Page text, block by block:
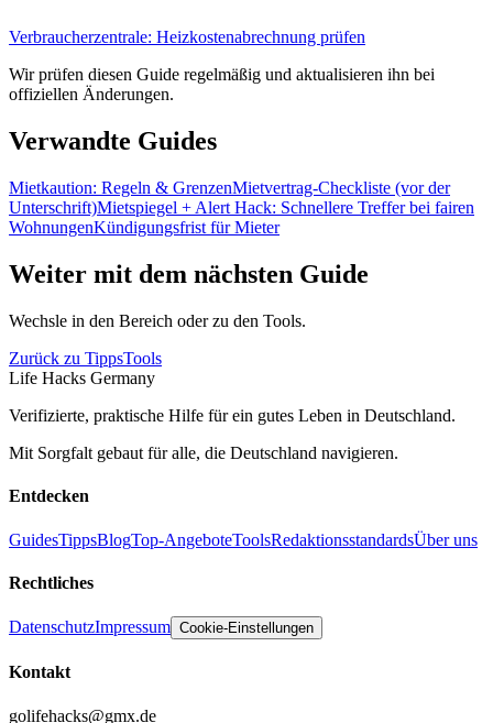
Verbraucherzentrale: Heizkostenabrechnung prüfen
Wir prüfen diesen Guide regelmäßig und aktualisieren ihn bei
offiziellen Änderungen.
Verwandte Guides
Mietkaution: Regeln & GrenzenMietvertrag-Checkliste (vor der
Unterschrift)Mietspiegel + Alert Hack: Schnellere Treffer bei fairen
WohnungenKündigungsfrist für Mieter
Weiter mit dem nächsten Guide
Wechsle in den Bereich oder zu den Tools.
Zurück zu TippsTools
Life Hacks Germany
Verifizierte, praktische Hilfe für ein gutes Leben in Deutschland.
Mit Sorgfalt gebaut für alle, die Deutschland navigieren.
Entdecken
GuidesTippsBlogTop-AngeboteToolsRedaktionsstandardsÜber uns
Rechtliches
DatenschutzImpressum Cookie-Einstellungen
Kontakt
golifehacks@gmx.de